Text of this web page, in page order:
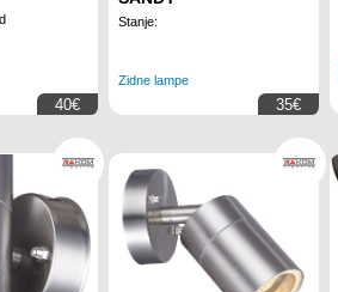
40€
Stanje:
Zidne lampe
35€